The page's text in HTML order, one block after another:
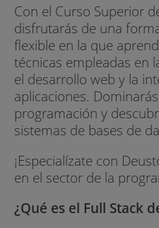
Con el Curso Superior
disfrutarás de una
flexible en la que
técnicas empleadas en
el desarrollo web y la
aplicaciones.
programación y
sistemas de bases de
¡Especialízate con
en el sector de la
¿Qué es el Full Stack